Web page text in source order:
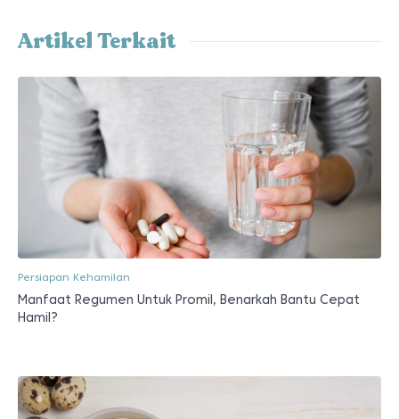
Artikel Terkait
Persiapan Kehamilan
Manfaat Regumen Untuk Promil, Benarkah Bantu Cepat
Hamil?